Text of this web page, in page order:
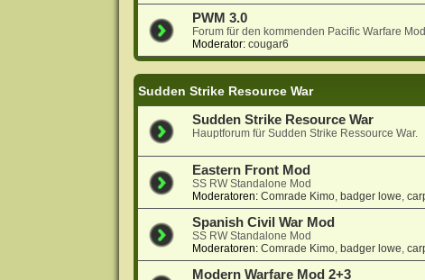
PWM 3.0
Forum für den kommenden Pacific Warfare
Moderator: cougar6
Sudden Strike Resource War
Sudden Strike Resource War
Hauptforum für Sudden Strike Ressource War.
Eastern Front Mod
SS RW Standalone Mod
Moderatoren: Comrade Kimo, badger lowe,
Spanish Civil War Mod
SS RW Standalone Mod
Moderatoren: Comrade Kimo, badger lowe,
Modern Warfare Mod 2+3